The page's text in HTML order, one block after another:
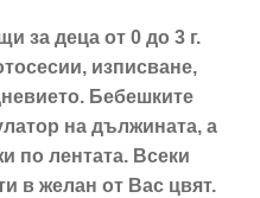
за деца от 0 до 3 г.
изписване,
Бебешките
на дължината, а
по лентата. Всеки
в желан от Вас цвят.